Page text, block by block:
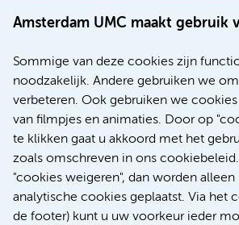
Amsterdam UMC maakt gebruik
Sommige van deze cookies zijn
noodzakelijk. Andere gebruiken we
verbeteren. Ook gebruiken we
van filmpjes en animaties. Door op
te klikken gaat u akkoord met het
zoals omschreven in ons
"cookies weigeren", dan worden
analytische cookies geplaatst. Via het
de footer) kunt u uw voorkeur ieder
Werken bij Amsterdam UMC
Nieuws
Educatie Locatie AMC
Educatie Locatie VUmc